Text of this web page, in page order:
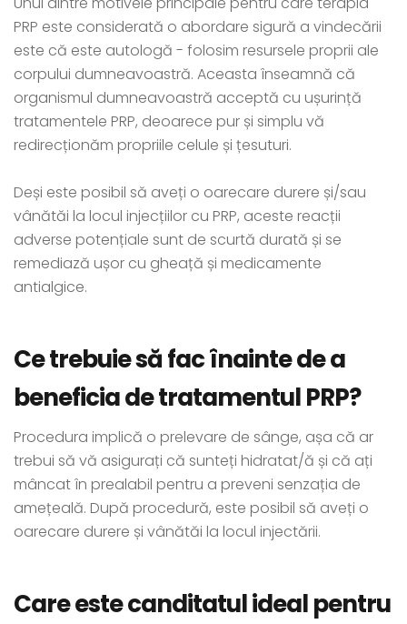
PRP este considerată o abordare sigură a vindecării
este că este autologă - folosim resursele proprii ale
corpului dumneavoastră. Aceasta înseamnă că
organismul dumneavoastră acceptă cu ușurință
tratamentele PRP, deoarece pur și simplu vă
redirecționăm propriile celule și țesuturi.
Deși este posibil să aveți o oarecare durere și/sau
vânătăi la locul injecțiilor cu PRP, aceste reacții
adverse potențiale sunt de scurtă durată și se
remediază ușor cu gheață și medicamente
antialgice.
Ce trebuie să fac înainte de a
beneficia de tratamentul PRP?
Procedura implică o prelevare de sânge, așa că ar
trebui să vă asigurați că sunteți hidratat/ă și că ați
mâncat în prealabil pentru a preveni senzația de
amețeală. După procedură, este posibil să aveți o
oarecare durere și vânătăi la locul injectării.
Care este canditatul ideal pentru